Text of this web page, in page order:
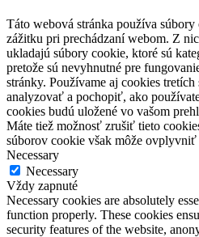
Táto webová stránka používa súbory
zážitku pri prechádzaní webom. Z
ukladajú súbory cookie, ktoré sú
pretože sú nevyhnutné pre
stránky. Používame aj cookies
analyzovať a pochopiť, ako
cookies budú uložené vo vašom
Máte tiež možnosť zrušiť tieto
súborov cookie však môže ovplyvniť
Necessary
Necessary
Vždy zapnuté
Necessary cookies are absolutely
function properly. These cookies
security features of the website,